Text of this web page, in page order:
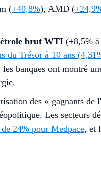
(+40,8%), AMD (
brut WTI (+8,5% à
du Trésor à 10 ans
banques ont montré
des « gagnants de
Les secteurs
24% pour Medpace, et